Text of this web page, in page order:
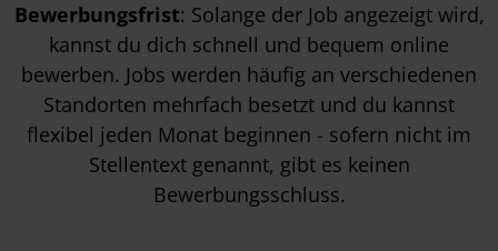
Bewerbungsfrist: Solange der Job angezeigt wird,
kannst du dich schnell und bequem online
bewerben. Jobs werden häufig an verschiedenen
Standorten mehrfach besetzt und du kannst
flexibel jeden Monat beginnen - sofern nicht im
Stellentext genannt, gibt es keinen
Bewerbungsschluss.